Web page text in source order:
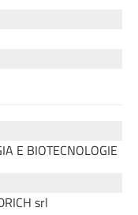
E BIOTECNOLOGIE
srl